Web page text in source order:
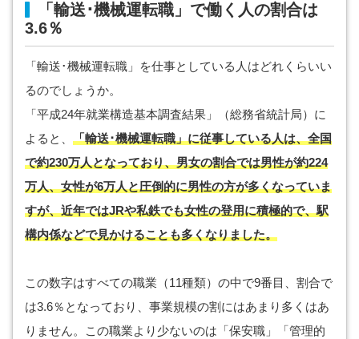
「輸送･機械運転職」で働く人の割合は
3.6％
「輸送･機械運転職」を仕事としている人はどれくらいい
るのでしょうか。
「平成24年就業構造基本調査結果」（総務省統計局）に
よると、 「輸送･機械運転職」に従事している人は、全国
で約230万人となっており、男女の割合では男性が約224
万人、女性が6万人と圧倒的に男性の方が多くなっていま
すが、近年ではJRや私鉄でも女性の登用に積極的で、駅
構内係などで見かけることも多くなりました。
この数字はすべての職業（11種類）の中で9番目、割合で
は3.6％となっており、事業規模の割にはあまり多くはあ
りません。この職業より少ないのは「保安職」「管理的